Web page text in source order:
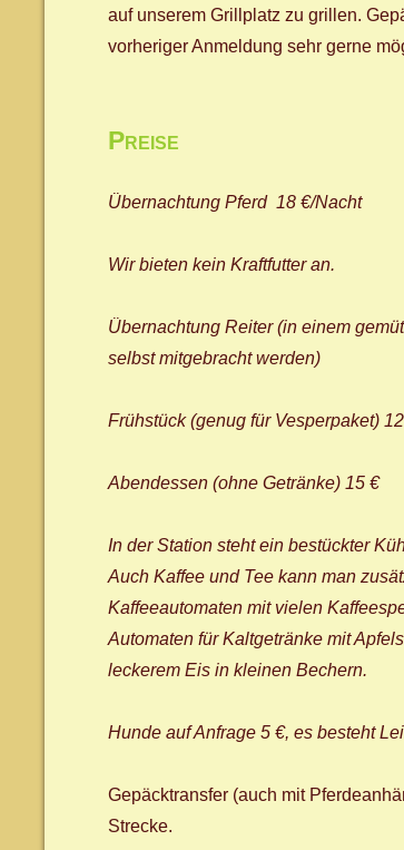
auf unserem Grillplatz zu grillen.
vorheriger Anmeldung sehr gerne
Preise
Übernachtung Pferd 18 €/Nacht
Wir bieten kein Kraftfutter an.
Übernachtung Reiter (in einem
selbst mitgebracht werden)
Frühstück (genug für Vesperpaket)
Abendessen (ohne Getränke) 15 €
In der Station steht ein bestückter
Auch Kaffee und Tee kann man
Kaffeeautomaten mit vielen
Automaten für Kaltgetränke mit
leckerem Eis in kleinen Bechern.
Hunde auf Anfrage 5 €, es besteht
Gepäcktransfer (auch mit
Strecke.